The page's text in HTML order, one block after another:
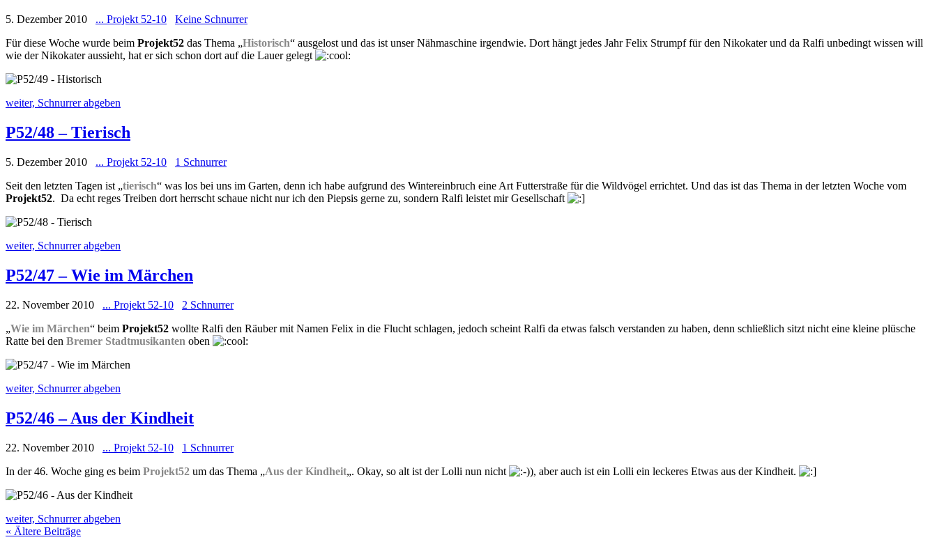
5. Dezember 2010 ... Projekt 52-10
Keine Schnurrer
Für diese Woche wurde beim Projekt52 das Thema „Historisch“ ausgelost und das ist unser Nähmaschine irgendwie. Dort hängt jedes Jahr Felix Strumpf für den Nikokater und da Ralfi unbedingt wissen will
wie der Nikokater aussieht, hat er sich schon dort auf die Lauer gelegt
weiter, Schnurrer abgeben
P52/48 – Tierisch
5. Dezember 2010 ... Projekt 52-10
1 Schnurrer
Seit den letzten Tagen ist „tierisch“ was los bei uns im Garten, denn ich habe aufgrund des Wintereinbruch eine Art Futterstraße für die Wildvögel errichtet. Und das ist das Thema in der letzten Woche vom
Projekt52. Da echt reges Treiben dort herrscht schaue nicht nur ich den Piepsis gerne zu, sondern Ralfi leistet mir Gesellschaft
weiter, Schnurrer abgeben
P52/47 – Wie im Märchen
22. November 2010 ... Projekt 52-10
2 Schnurrer
„Wie im Märchen“ beim Projekt52 wollte Ralfi den Räuber mit Namen Felix in die Flucht schlagen, jedoch scheint Ralfi da etwas falsch verstanden zu haben, denn schließlich sitzt nicht eine kleine plüsche
Ratte bei den Bremer Stadtmusikanten oben
weiter, Schnurrer abgeben
P52/46 – Aus der Kindheit
22. November 2010 ... Projekt 52-10
1 Schnurrer
In der 46. Woche ging es beim Projekt52 um das Thema „Aus der Kindheit„. Okay, so alt ist der Lolli nun nicht , aber auch ist ein Lolli ein leckeres Etwas aus der Kindheit.
weiter, Schnurrer abgeben
« Ältere Beiträge